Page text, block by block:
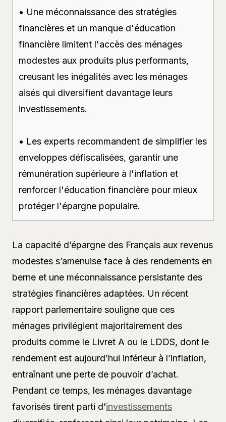
• Une méconnaissance des stratégies
financières et un manque d'éducation
financière limitent l'accès des ménages
modestes aux produits plus performants,
creusant les inégalités avec les ménages
aisés qui diversifient davantage leurs
investissements.
• Les experts recommandent de simplifier les
enveloppes défiscalisées, garantir une
rémunération supérieure à l'inflation et
renforcer l'éducation financière pour mieux
protéger l'épargne populaire.
La capacité d’épargne des Français aux revenus
modestes s’amenuise face à des rendements en
berne et une méconnaissance persistante des
stratégies financières adaptées. Un récent
rapport parlementaire souligne que ces
ménages privilégient majoritairement des
produits comme le Livret A ou le LDDS, dont le
rendement est aujourd’hui inférieur à l’inflation,
entraînant une perte de pouvoir d’achat.
Pendant ce temps, les ménages davantage
favorisés tirent parti d’investissements